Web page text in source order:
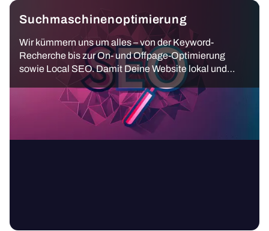
Suchmaschinenoptimierung
Wir kümmern uns um alles – von der Keyword-
Recherche bis zur On- und Offpage-Optimierung
sowie Local SEO. Damit Deine Website lokal und
überregional gefunden wird und nachhaltig besser